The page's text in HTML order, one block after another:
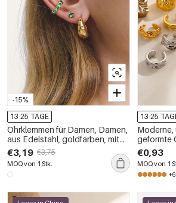
-15%
13-25 TAGE
Ohrklemmen für Damen, Damen,
aus Edelstahl, goldfarben, mit
auffälligem grünem Zirkonia-
Kreis, wasserdicht und
anlaufgeschützt
€3,19 €3,75
MOQ von 1 Stk.
13-25
Moderne,
geformte
Damen in
€0,93
MOQ von 1
+6